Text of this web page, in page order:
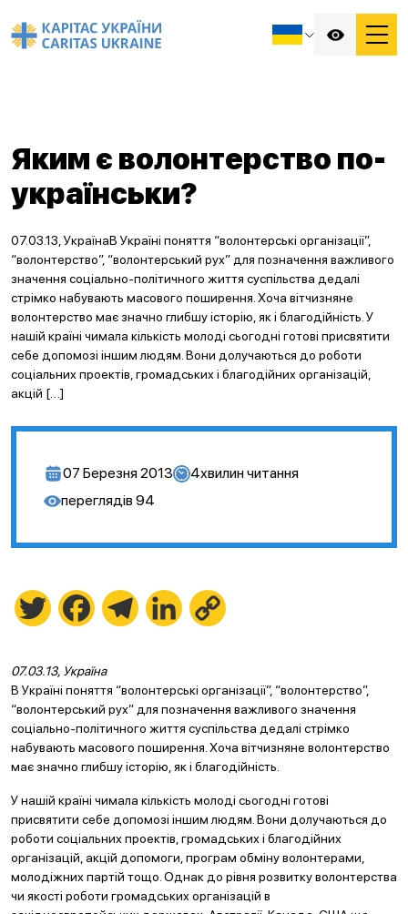
Яким є волонтерство по-
українськи?
07.03.13, УкраїнаВ Україні поняття “волонтерські організації”,
“волонтерство”, “волонтерський рух” для позначення важливого
значення соціально-політичного життя суспільства дедалі
стрімко набувають масового поширення. Хоча вітчизняне
волонтерство має значно глибшу історію, як і благодійність. У
нашій країні чимала кількість молоді сьогодні готові присвятити
себе допомозі іншим людям. Вони долучаються до роботи
соціальних проектів, громадських і благодійних організацій,
акцій […]
07 Березня 2013 4хвилин читання
переглядів 94
Twitter FacebookTelegramLinkedIn
07.03.13, Україна
В Україні поняття “волонтерські організації”, “волонтерство”,
“волонтерський рух” для позначення важливого значення
соціально-політичного життя суспільства дедалі стрімко
набувають масового поширення. Хоча вітчизняне волонтерство
має значно глибшу історію, як і благодійність.
У нашій країні чимала кількість молоді сьогодні готові
присвятити себе допомозі іншим людям. Вони долучаються до
роботи соціальних проектів, громадських і благодійних
організацій, акцій допомоги, програм обміну волонтерами,
молодіжних партій тощо. Однак до рівня розвитку волонтерства
чи якості роботи громадських організацій в